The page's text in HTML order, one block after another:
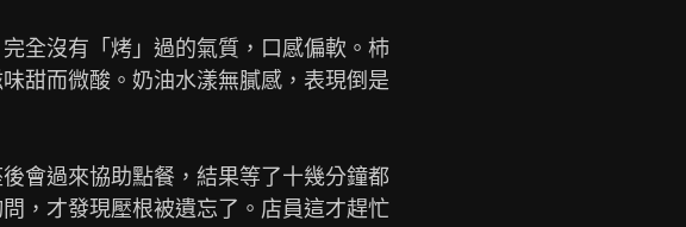
沒有「烤」過的氣質，口感偏軟。杮
甜而微酸。奶油水漾無膩感，表現倒是
過來協助點餐，結果等了十幾分鐘都
，才發現壓根被遺忘了。店員這才趕忙